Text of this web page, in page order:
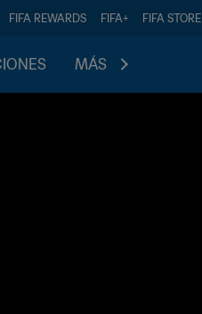
FIFA REWARDS FIFA+ FIFA STORE
MÁS